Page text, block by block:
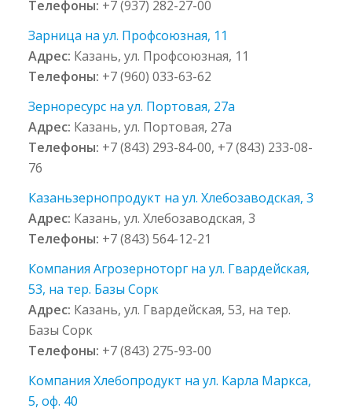
Телефоны: +7 (937) 282-27-00
Зарница на ул. Профсоюзная, 11
Адрес: Казань, ул. Профсоюзная, 11
Телефоны: +7 (960) 033-63-62
Зерноресурс на ул. Портовая, 27а
Адрес: Казань, ул. Портовая, 27а
Телефоны: +7 (843) 293-84-00, +7 (843) 233-08-
76
Казаньзернопродукт на ул. Хлебозаводская, 3
Адрес: Казань, ул. Хлебозаводская, 3
Телефоны: +7 (843) 564-12-21
Компания Агрозерноторг на ул. Гвардейская,
53, на тер. Базы Сорк
Адрес: Казань, ул. Гвардейская, 53, на тер.
Базы Сорк
Телефоны: +7 (843) 275-93-00
Компания Хлебопродукт на ул. Карла Маркса,
5, оф. 40